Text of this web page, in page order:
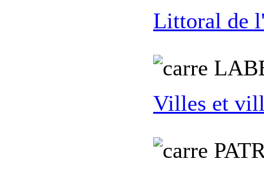
Littoral de
L
Villes et